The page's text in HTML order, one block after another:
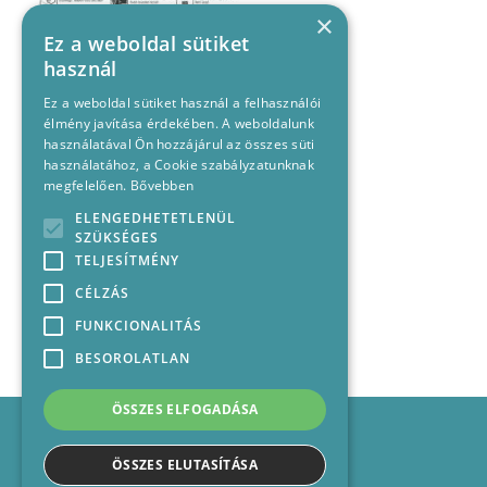
Impresszum
Médiajánlat
Felhasználási feltételek
×
Ez a weboldal sütiket
használ
Ez a weboldal sütiket használ a felhasználói
élmény javítása érdekében. A weboldalunk
használatával Ön hozzájárul az összes süti
használatához, a Cookie szabályzatunknak
megfelelően. Bővebben
ELENGEDHETETLENÜL
SZÜKSÉGES
TELJESÍTMÉNY
CÉLZÁS
FUNKCIONALITÁS
BESOROLATLAN
ÖSSZES ELFOGADÁSA
ÖSSZES ELUTASÍTÁSA